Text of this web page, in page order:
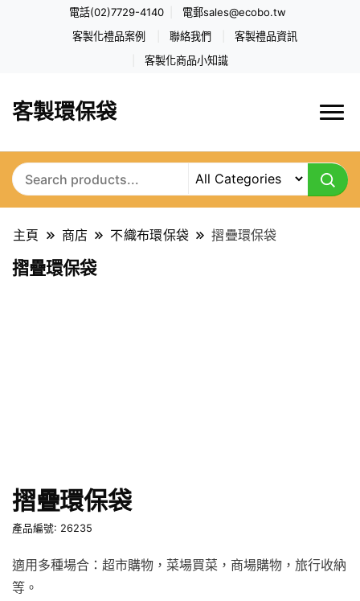
電話(02)7729-4140 電郵sales@ecobo.tw
客製化禮品案例 聯絡我們 客製禮品資訊
客製化商品小知識
客製環保袋
主頁 商店 不織布環保袋 摺疊環保袋
摺疊環保袋
摺疊環保袋
產品編號: 26235
適用多種場合：超市購物，菜場買菜，商場購物，旅行收納
等。